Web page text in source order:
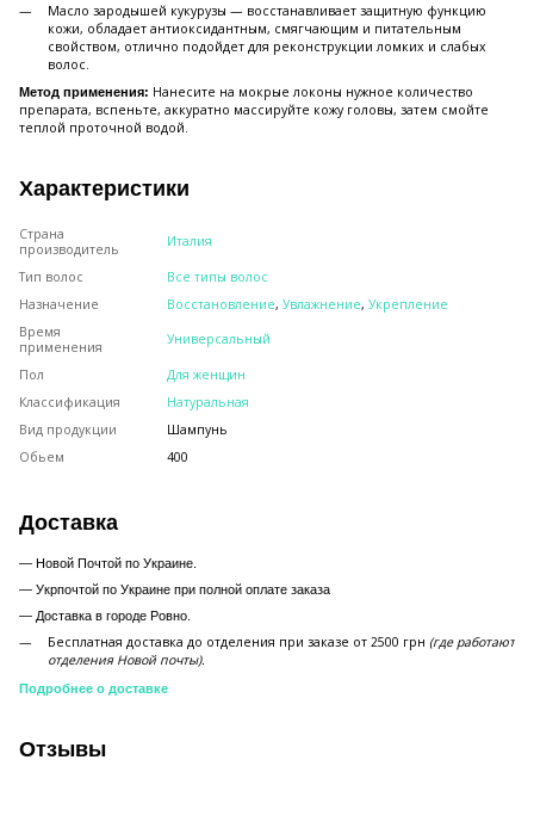
Масло зародышей кукурузы — восстанавливает защитную функцию
кожи, обладает антиоксидантным, смягчающим и питательным
свойством, отлично подойдет для реконструкции ломких и слабых
волос.
Метод применения: Нанесите на мокрые локоны нужное количество
препарата, вспеньте, аккуратно массируйте кожу головы, затем смойте
теплой проточной водой.
Характеристики
Страна
производитель
Италия
Тип волос
Все типы волос
Назначение
Восстановление, Увлажнение, Укрепление
Время
применения
Универсальный
Пол
Для женщин
Классификация
Натуральная
Вид продукции
Шампунь
Обьем
400
Доставка
— Новой Почтой по Украине.
— Укрпочтой по Украине при полной оплате заказа
— Доставка в городе Ровно.
Бесплатная доставка до отделения при заказе от 2500 грн (где работают
отделения Новой почты).
Подробнее о доставке
Отзывы